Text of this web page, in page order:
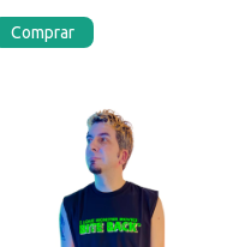
Comprar